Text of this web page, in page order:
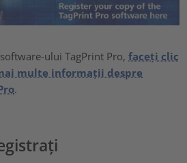
ului TagPrint Pro,faceți clic
multe informații despre
.